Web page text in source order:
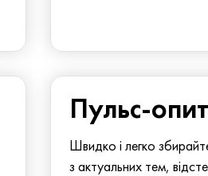
Пульс-
Швидко і легко
з актуальних тем,